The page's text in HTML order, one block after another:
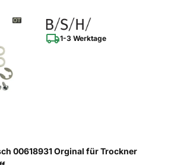
1-3 Werktage
00618931 Orginal für Trockner